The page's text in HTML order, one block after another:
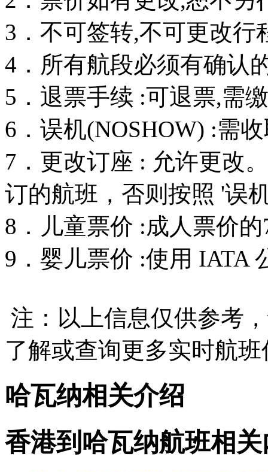
3．不可签转,不可更改行
4．所有航段必须有确认
5．退票手续 :可退票,需
6．误机(NOSHOW) :需
7．更改订座 : 允许更改
订的航班，否则按照 '误
8．儿童票价 :成人票价的
9．婴儿票价 :使用 IATA
注：以上信息仅供参考
了解或查询更多实时航
哈瓦纳相关介绍
香港到哈瓦纳航班相